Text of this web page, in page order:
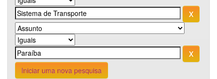
Iniciar uma nova pesquisa